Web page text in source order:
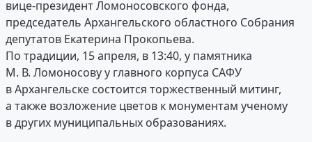
вице-президент Ломоносовского фонда,
председатель Архангельского областного Собрания
депутатов Екатерина Прокопьева.
По традиции, 15 апреля, в 13:40, у памятника
М. В. Ломоносову у главного корпуса САФУ
в Архангельске состоится торжественный митинг,
а также возложение цветов к монументам ученому
в других муниципальных образованиях.